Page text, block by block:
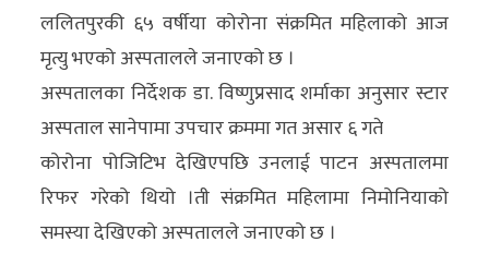
अन्य
क्लिक
खबर
विशेष
राशिफल
ललितपुरकी ६५ वर्षीया कोरोना संक्रमित महिलाको आज
मृत्यु भएको अस्पतालले जनाएको छ ।
अस्पतालका निर्देशक डा. विष्णुप्रसाद शर्माका अनुसार स्टार
अस्पताल सानेपामा उपचार क्रममा गत असार ६ गते
कोरोना पोजिटिभ देखिएपछि उनलाई पाटन अस्पतालमा
रिफर गरेको थियो ।ती संक्रमित महिलामा निमोनियाको
समस्या देखिएको अस्पतालले जनाएको छ ।